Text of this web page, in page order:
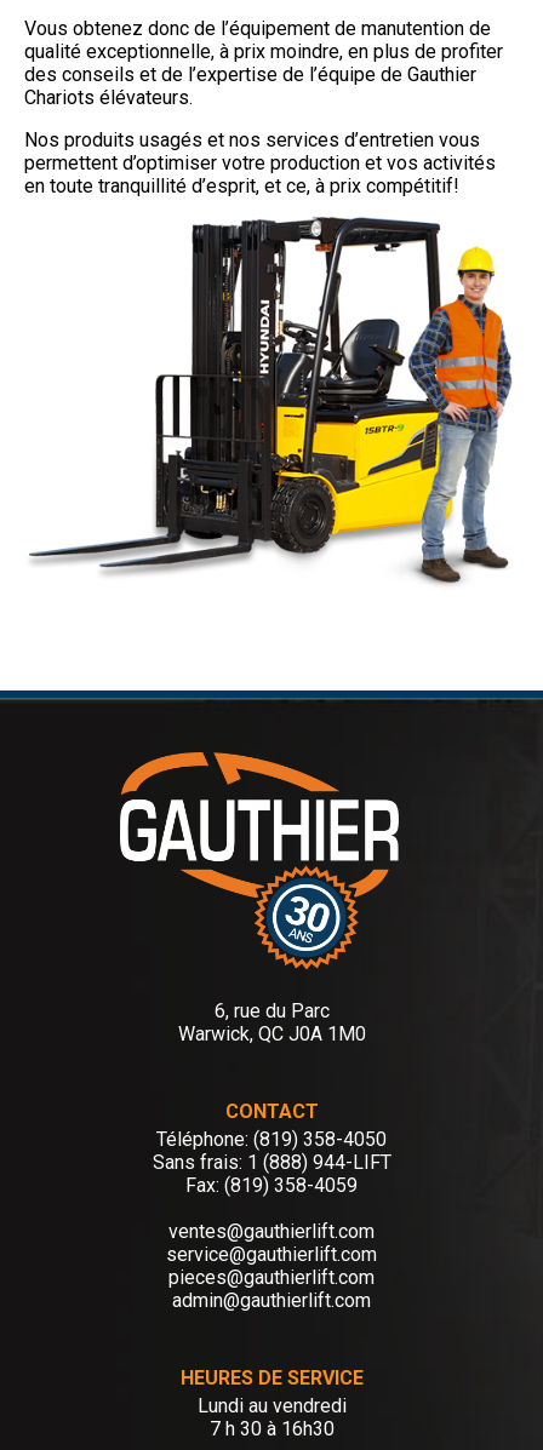
Vous obtenez donc de l’équipement de manutention de
qualité exceptionnelle, à prix moindre, en plus de profiter
des conseils et de l’expertise de l’équipe de Gauthier
Chariots élévateurs.
Nos produits usagés et nos services d’entretien vous
permettent d’optimiser votre production et vos activités
en toute tranquillité d’esprit, et ce, à prix compétitif!
6, rue du Parc
Warwick, QC J0A 1M0
CONTACT
Téléphone: (819) 358-4050
Sans frais: 1 (888) 944-LIFT
Fax: (819) 358-4059
ventes@gauthierlift.com
service@gauthierlift.com
pieces@gauthierlift.com
admin@gauthierlift.com
HEURES DE SERVICE
Lundi au vendredi
7 h 30 à 16h30